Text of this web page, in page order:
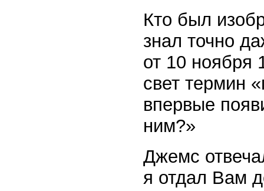
Кто был
знал точно
от 10 ноября
свет термин
впервые
ним?»
Джемс
я отдал Вам